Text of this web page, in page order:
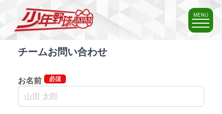
MENU
チームお問い合わせ
お名前 必須